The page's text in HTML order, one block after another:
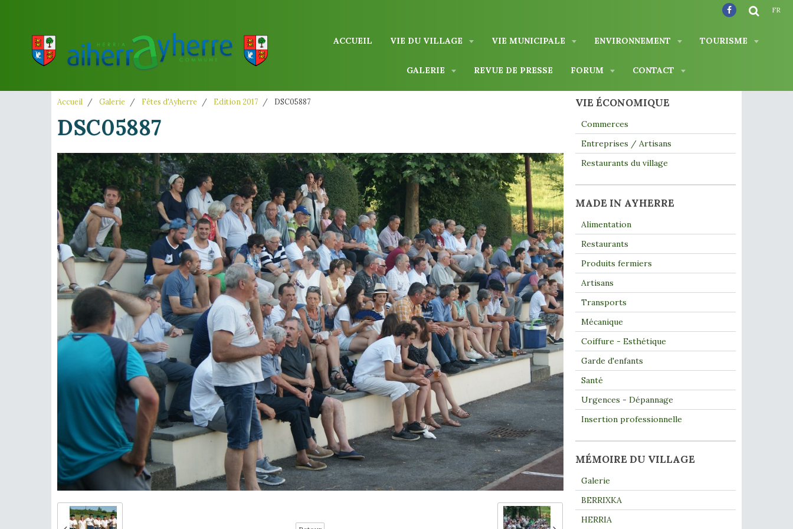
ACCUEIL VIE DU VILLAGE VIE MUNICIPALE ENVIRONNEMENT TOURISME
GALERIE REVUE DE PRESSE FORUM CONTACT
FR
Accueil Galerie Fêtes d'Ayherre Edition 2017 DSC05887
DSC05887
VIE ÉCONOMIQUE
Commerces
Entreprises / Artisans
Restaurants du village
MADE IN AYHERRE
Alimentation
Restaurants
Produits fermiers
Artisans
Transports
Mécanique
Coiffure - Esthétique
Garde d'enfants
Santé
Urgences - Dépannage
Insertion professionnelle
MÉMOIRE DU VILLAGE
Galerie
BERRIXKA
HERRIA